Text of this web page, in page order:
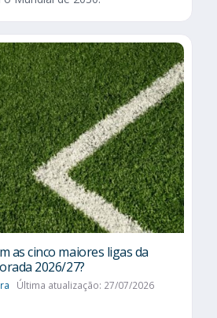
as cinco maiores ligas da
2026/27?
Última atualização: 27/07/2026